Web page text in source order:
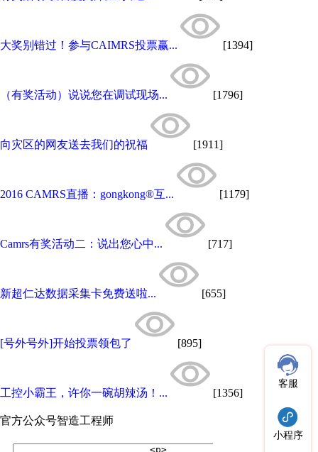
大奖别错过！参与CAIMRS投票赢... [1394]
（有奖活动）说说您在调试现场... [1796]
向灾区的网友送去我们的祝福 [1911]
2016 CAMRS直播：gongkong®互... [1179]
Camrs有奖活动二：说出您心中... [717]
新超仁达数据采集卡免费送啦... [655]
[号外号外]开始投票领包了 [895]
工控小霸王，许你一碗胡辣汤！... [1356]
官方公众号智造工程师
客服
小程序